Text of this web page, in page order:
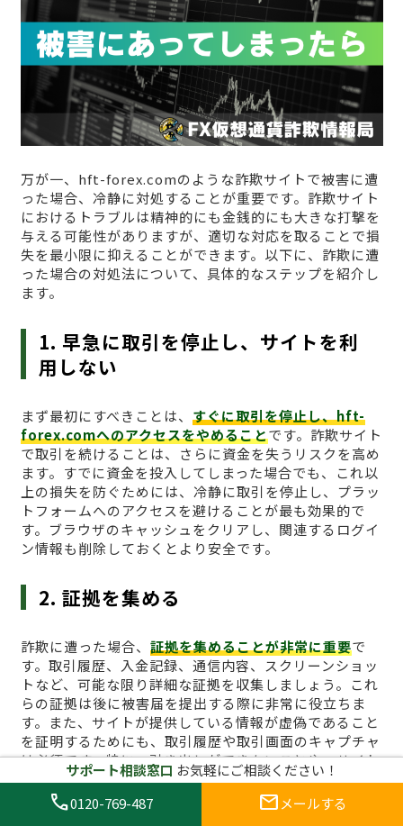
万が一、hft-forex.comのような詐欺サイトで被害に遭
った場合、冷静に対処することが重要です。詐欺サイト
におけるトラブルは精神的にも金銭的にも大きな打撃を
与える可能性がありますが、適切な対応を取ることで損
失を最小限に抑えることができます。以下に、詐欺に遭
った場合の対処法について、具体的なステップを紹介し
ます。
1. 早急に取引を停止し、サイトを利
用しない
まず最初にすべきことは、 すぐに取引を停止し、hft-
forex.comへのアクセスをやめることです。詐欺サイト
で取引を続けることは、さらに資金を失うリスクを高め
ます。すでに資金を投入してしまった場合でも、これ以
上の損失を防ぐためには、冷静に取引を停止し、プラッ
トフォームへのアクセスを避けることが最も効果的で
す。ブラウザのキャッシュをクリアし、関連するログイ
ン情報も削除しておくとより安全です。
2. 証拠を集める
詐欺に遭った場合、 証拠を集めることが非常に重要で
す。取引履歴、入金記録、通信内容、スクリーンショッ
トなど、可能な限り詳細な証拠を収集しましょう。これ
らの証拠は後に被害届を提出する際に非常に役立ちま
す。また、サイトが提供している情報が虚偽であること
を証明するためにも、取引履歴や取引画面のキャプチャ
は必須です。特に、引き出しができないことや、サイト
からの不正な要求があった場合、その証拠は重要な役割
を果たします。
サポート相談窓口 お気軽にご相談ください！
call0120-769-487 mail メールする